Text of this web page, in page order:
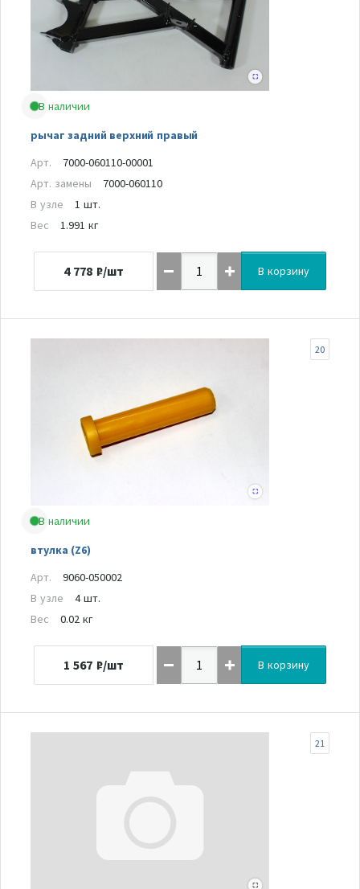
В наличии
рычаг задний верхний правый
Арт.
7000-060110-00001
Арт. замены
7000-060110
В узле
1 шт.
Вес
1.991 кг
4 778 ₽/шт В корзину
В наличии
втулка (Z6)
20
Арт.
9060-050002
В узле
4 шт.
Вес
0.02 кг
1 567 ₽/шт В корзину
21